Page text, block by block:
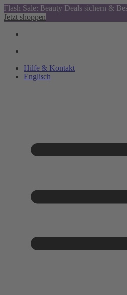
Flash Sale: Beauty Deals sichern &
Jetzt shoppen
Hilfe & Kontakt
Englisch